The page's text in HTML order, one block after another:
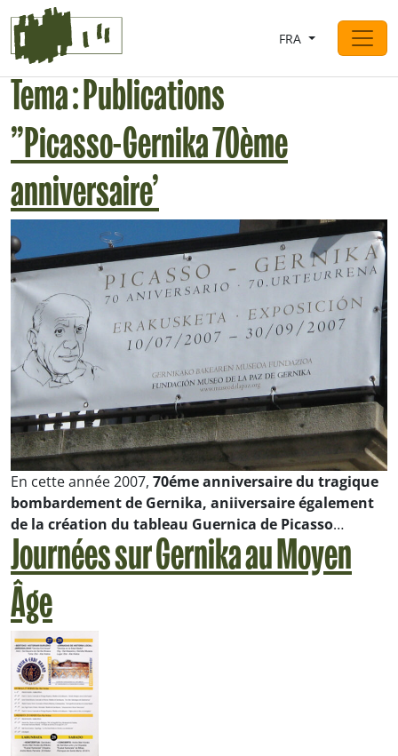
Saltar al contingut
Navigation principale
FRA
Tema :Publications
”Picasso-Gernika 70ème
anniversaire’
En cette année 2007, 70éme anniversaire du tragique
bombardement de Gernika, aniiversaire également
de la création du tableau Guernica de Picasso…
Journées sur Gernika au Moyen
Âge